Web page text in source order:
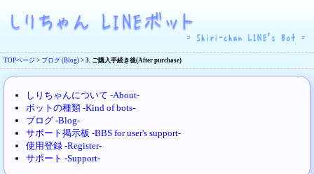
TOPページ > ブログ (Blog) > 3. ご購入手続き後(After purchase)
しりちゃんについて -About-
ボットの種類 -Kind of bots-
ブログ -Blog-
サポート掲示板 -BBS for user's support-
使用登録 -Register-
サポート -Support-